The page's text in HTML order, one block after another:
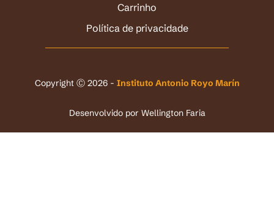
Carrinho
Política de privacidade
Copyright Ⓒ 2026 - Instituto Antonio Royo Marín
Desenvolvido por Wellington Faria